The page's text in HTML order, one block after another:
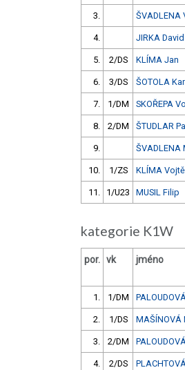
3. ŠVADLENA
4. JIRKA David
5. 2/DS KLÍMA Jan
6. 3/DS ŠOTOLA
7. 1/DM SKOŘEPA
8. 2/DM ŠTUDLAR
9. ŠVADLENA
10. 1/ZS KLÍMA
11. 1/U23 MUSIL Filip
kategorie K1W
por. vk jméno
1. 1/DM
2. 1/DS MAŠÍNOVÁ
3. 2/DM
4. 2/DS